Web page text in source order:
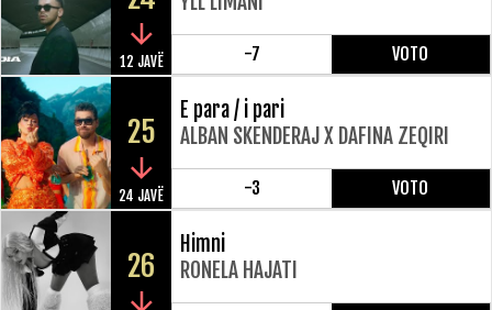
12 JAVË -7 VOTO
25
24 JAVË
E para / i pari
ALBAN SKENDERAJ X DAFINA ZEQIRI
-3 VOTO
26
Himni
RONELA HAJATI